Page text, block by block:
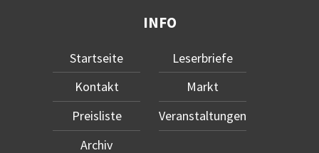
INFO
Startseite
Kontakt
Preisliste
Archiv
Leserbriefe
Markt
Veranstaltungen